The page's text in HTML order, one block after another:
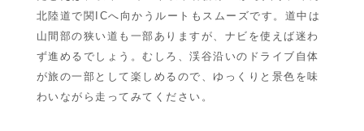
北陸道で関ICへ向かうルートもスムーズです。道中は
山間部の狭い道も一部ありますが、ナビを使えば迷わ
ず進めるでしょう。むしろ、渓谷沿いのドライブ自体
が旅の一部として楽しめるので、ゆっくりと景色を味
わいながら走ってみてください。